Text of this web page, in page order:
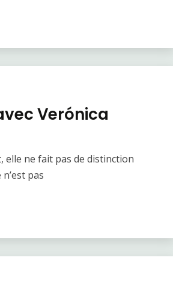
Verónica
elle ne fait pas de distinction
pas